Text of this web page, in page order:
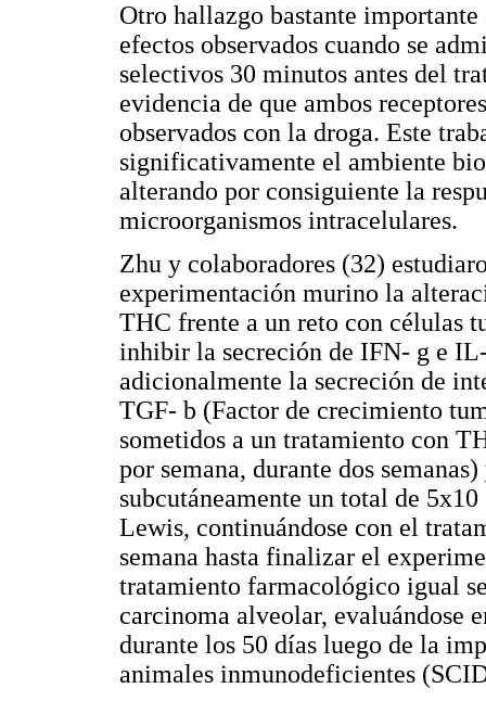
Otro hallazgo bastante
efectos observados cuando se
selectivos 30 minutos antes del
evidencia de que ambos
observados con la droga. Este
significativamente el ambiente
alterando por consiguiente la
microorganismos intracelulares.
Zhu y colaboradores (32)
experimentación murino la
THC frente a un reto con células
inhibir la secreción de IFN- g e
adicionalmente la secreción de
TGF- b (Factor de crecimiento
sometidos a un tratamiento con
por semana, durante dos
subcutáneamente un total de
Lewis, continuándose con el
semana hasta finalizar el
tratamiento farmacológico igual
carcinoma alveolar, evaluándose
durante los 50 días luego de la
animales inmunodeficientes